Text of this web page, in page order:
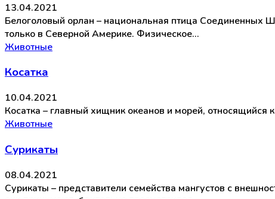
13.04.2021
Белоголовый орлан – национальная птица Соединенных
только в Северной Америке. Физическое…
Животные
Косатка
10.04.2021
Косатка – главный хищник океанов и морей,
Животные
Сурикаты
08.04.2021
Сурикаты – представители семейства мангустов с